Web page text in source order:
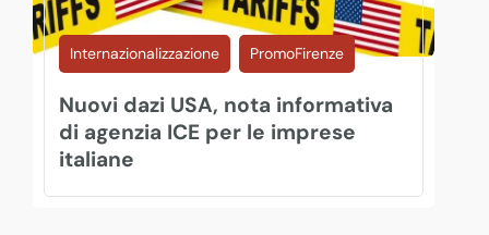
Internazionalizzazione PromoFirenze
Nuovi dazi USA, nota informativa
di agenzia ICE per le imprese
italiane